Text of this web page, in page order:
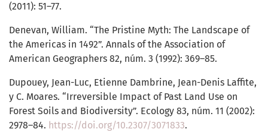
(2011): 51–77.
Denevan, William. “The Pristine Myth: The Landscape of
the Americas in 1492”. Annals of the Association of
American Geographers 82, núm. 3 (1992): 369–85.
Dupouey, Jean-Luc, Etienne Dambrine, Jean-Denis Laffite,
y C. Moares. “Irreversible Impact of Past Land Use on
Forest Soils and Biodiversity”. Ecology 83, núm. 11 (2002):
2978–84. https://doi.org/10.2307/3071833.